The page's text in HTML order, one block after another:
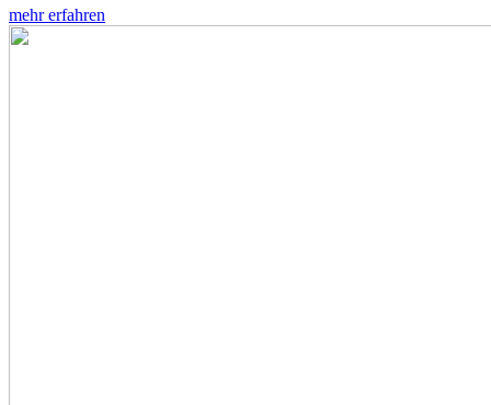
mehr erfahren